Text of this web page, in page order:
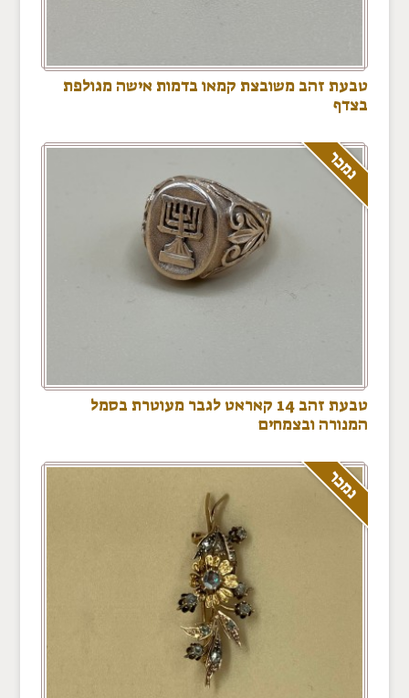
טבעת זהב משובצת קמאו בדמות אישה מגולפת
בצדף
נמכר
טבעת זהב 14 קאראט לגבר מעוטרת בסמל
המנורה ובצמחים
נמכר